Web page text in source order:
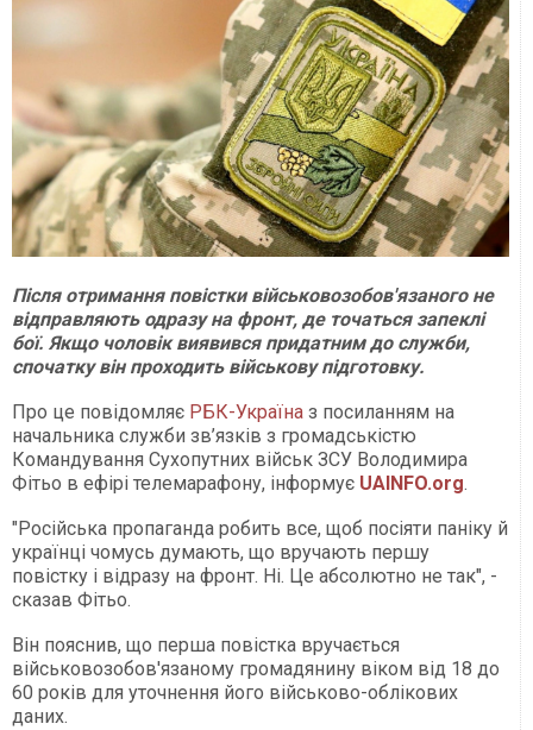
Після отримання повістки військовозобов'язаного не
відправляють одразу на фронт, де точаться запеклі
бої. Якщо чоловік виявився придатним до служби,
спочатку він проходить військову підготовку.
Про це повідомляє РБК-Україна з посиланням на
начальника служби зв’язків з громадськістю
Командування Сухопутних військ ЗСУ Володимира
Фітьо в ефірі телемарафону, інформує UAINFO.org.
"Російська пропаганда робить все, щоб посіяти паніку й
українці чомусь думають, що вручають першу
повістку і відразу на фронт. Ні. Це абсолютно не так", -
сказав Фітьо.
Він пояснив, що перша повістка вручається
військовозобов'язаному громадянину віком від 18 до
60 років для уточнення його військово-облікових
даних.